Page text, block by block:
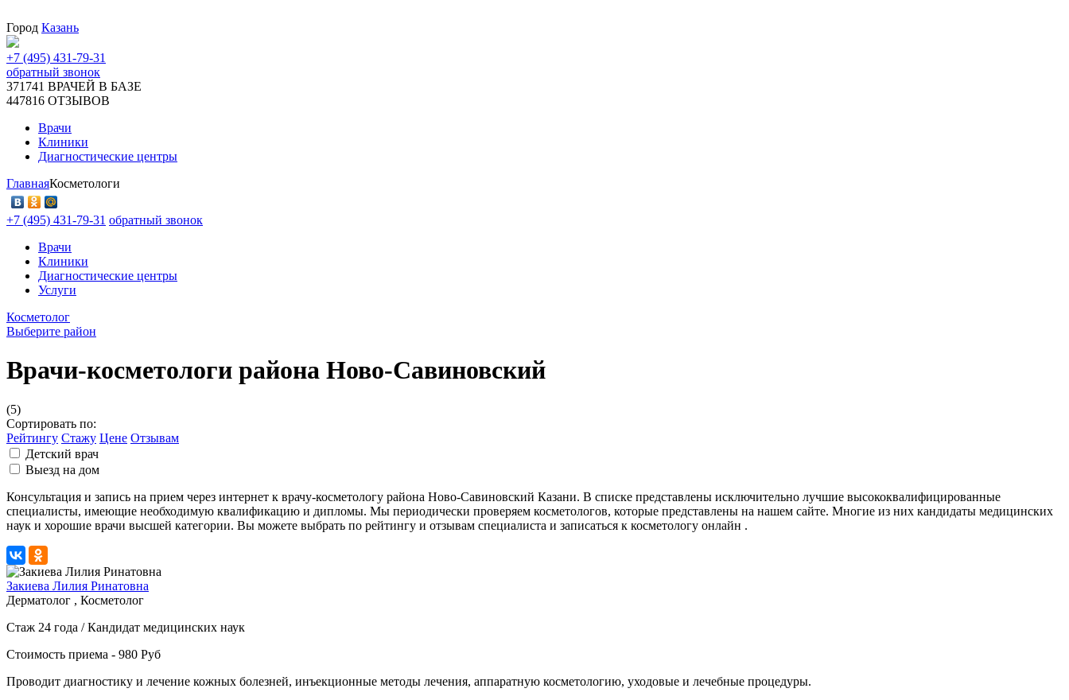
Город Казань
+7 (495) 431-79-31
обратный звонок
371741 ВРАЧЕЙ В БАЗЕ
447816 ОТЗЫВОВ
Врачи
Клиники
Диагностические центры
ГлавнаяКосметологи
+7 (495) 431-79-31 обратный звонок
Врачи
Клиники
Диагностические центры
Услуги
Косметолог
Выберите район
Врачи-косметологи района Ново-Савиновский
(5)
Сортировать по:
Рейтингу Стажу Цене Отзывам
Детский врач
Выезд на дом
Консультация и запись на прием через интернет к врачу-косметологу района Ново-Савиновский Казани. В списке представлены исключительно лучшие высококвалифицированные
специалисты, имеющие необходимую квалификацию и дипломы. Мы периодически проверяем косметологов, которые представлены на нашем сайте. Многие из них кандидаты медицинских
наук и хорошие врачи высшей категории. Вы можете выбрать по рейтингу и отзывам специалиста и записаться к косметологу онлайн .
Закиева Лилия Ринатовна
Дерматолог , Косметолог
Стаж 24 года / Кандидат медицинских наук
Стоимость приема - 980 Руб
Проводит диагностику и лечение кожных болезней, инъекционные методы лечения, аппаратную косметологию, уходовые и лечебные процедуры.